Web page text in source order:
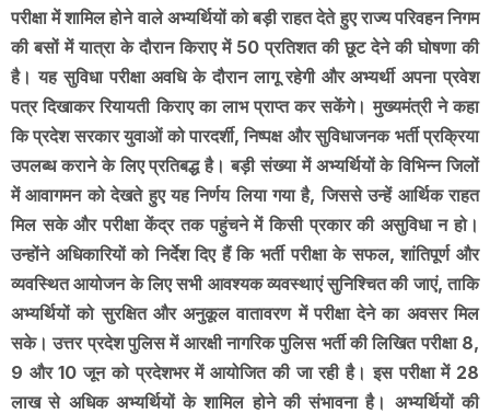
परीक्षा में शामिल होने वाले अभ्यर्थियों को बड़ी राहत देते हुए राज्य परिवहन निगम
की बसों में यात्रा के दौरान किराए में 50 प्रतिशत की छूट देने की घोषणा की
है। यह सुविधा परीक्षा अवधि के दौरान लागू रहेगी और अभ्यर्थी अपना प्रवेश
पत्र दिखाकर रियायती किराए का लाभ प्राप्त कर सकेंगे। मुख्यमंत्री ने कहा
कि प्रदेश सरकार युवाओं को पारदर्शी, निष्पक्ष और सुविधाजनक भर्ती प्रक्रिया
उपलब्ध कराने के लिए प्रतिबद्ध है। बड़ी संख्या में अभ्यर्थियों के विभिन्न जिलों
में आवागमन को देखते हुए यह निर्णय लिया गया है, जिससे उन्हें आर्थिक राहत
मिल सके और परीक्षा केंद्र तक पहुंचने में किसी प्रकार की असुविधा न हो।
उन्होंने अधिकारियों को निर्देश दिए हैं कि भर्ती परीक्षा के सफल, शांतिपूर्ण और
व्यवस्थित आयोजन के लिए सभी आवश्यक व्यवस्थाएं सुनिश्चित की जाएं, ताकि
अभ्यर्थियों को सुरक्षित और अनुकूल वातावरण में परीक्षा देने का अवसर मिल
सके। उत्तर प्रदेश पुलिस में आरक्षी नागरिक पुलिस भर्ती की लिखित परीक्षा 8,
9 और 10 जून को प्रदेशभर में आयोजित की जा रही है। इस परीक्षा में 28
लाख से अधिक अभ्यर्थियों के शामिल होने की संभावना है। अभ्यर्थियों की